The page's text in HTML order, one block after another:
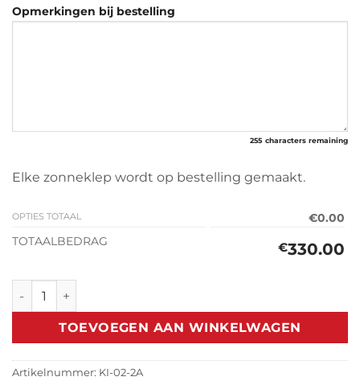
Opmerkingen bij bestelling
255 characters remaining
Elke zonneklep wordt op bestelling gemaakt.
OPTIES TOTAAL
€0.00
TOTAALBEDRAG
€330.00
Zonneklep Kia Pregio 1997> aantal
TOEVOEGEN AAN WINKELWAGEN
Artikelnummer: KI-02-2A